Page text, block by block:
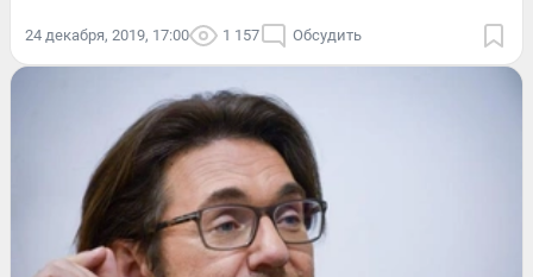
24 декабря, 2019, 17:00 1 157 Обсудить